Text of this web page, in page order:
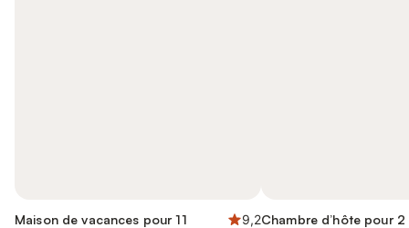
Maison de vacances pour 11
9,2Chambre d’hôte pour 2